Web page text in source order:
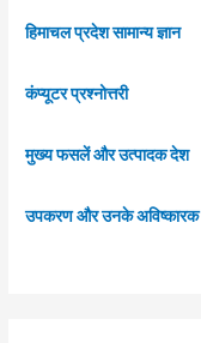
हिमाचल प्रदेश सामान्य ज्ञान
कंप्यूटर प्रश्नोत्तरी
मुख्य फसलें और उत्पादक देश
उपकरण और उनके अविष्कारक